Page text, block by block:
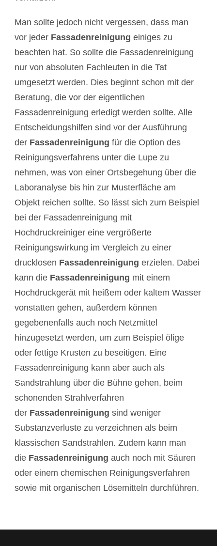
Man sollte jedoch nicht vergessen, dass man
vor jeder Fassadenreinigung einiges zu
beachten hat. So sollte die Fassadenreinigung
nur von absoluten Fachleuten in die Tat
umgesetzt werden. Dies beginnt schon mit der
Beratung, die vor der eigentlichen
Fassadenreinigung erledigt werden sollte. Alle
Entscheidungshilfen sind vor der Ausführung
der Fassadenreinigung für die Option des
Reinigungsverfahrens unter die Lupe zu
nehmen, was von einer Ortsbegehung über die
Laboranalyse bis hin zur Musterfläche am
Objekt reichen sollte. So lässt sich zum Beispiel
bei der Fassadenreinigung mit
Hochdruckreiniger eine vergrößerte
Reinigungswirkung im Vergleich zu einer
drucklosen Fassadenreinigung erzielen. Dabei
kann die Fassadenreinigung mit einem
Hochdruckgerät mit heißem oder kaltem Wasser
vonstatten gehen, außerdem können
gegebenenfalls auch noch Netzmittel
hinzugesetzt werden, um zum Beispiel ölige
oder fettige Krusten zu beseitigen. Eine
Fassadenreinigung kann aber auch als
Sandstrahlung über die Bühne gehen, beim
schonenden Strahlverfahren
der Fassadenreinigung sind weniger
Substanzverluste zu verzeichnen als beim
klassischen Sandstrahlen. Zudem kann man
die Fassadenreinigung auch noch mit Säuren
oder einem chemischen Reinigungsverfahren
sowie mit organischen Lösemitteln durchführen.